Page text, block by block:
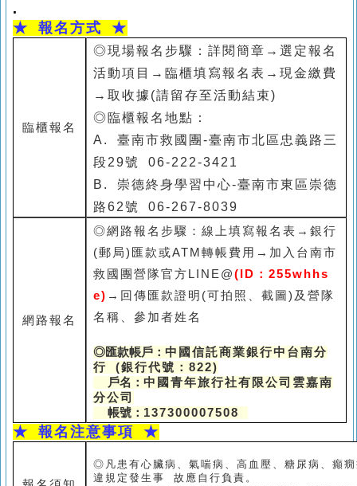
.
★ 報名方式 ★
臨櫃報名
◎現場報名步驟：詳閱簡章→選定報名
活動項目→臨櫃填寫報名表→現金繳費
→取收據(請留存至活動結束)
◎臨櫃報名地點：
A. 臺南市救國團-臺南市北區忠義路三
段29號 06-222-3421
B. 崇德終身學習中心-臺南市東區崇德
路62號 06-267-8039
C. 永康終身學習中心-臺南市永康區中
華路200-2號4樓 06-313-3459
D. 新營終身學習中心-臺南市新營區民
治路47號 06-633-1331
網路報名
◎網路報名步驟：線上填寫報名表→銀行
(郵局)匯款或ATM轉帳費用→加入台南市
救國團營隊官方LINE@(ID：255whhs
e) →回傳匯款證明(可拍照、截圖)及營隊
名稱、參加者姓名
◎匯款帳戶： 中國信託商業銀行中台南分
行 (銀行代號：822)
戶名： 中國青年旅行社有限公司雲嘉南
分公司
帳號： 137300007508
★ 報名注意事項 ★
◎凡患有心臟病、氣喘病、高血壓、糖尿病、癲
違規定發生事 故應自行負責。